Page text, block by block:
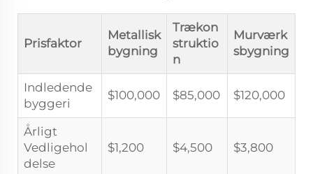
Prisfaktor
Metallisk
bygning
Trækon
struktio
n
Murværk
sbygning
Indledende
byggeri
$100,000 $85,000 $120,000
Årligt
Vedligehol
delse
$1,200 $4,500 $3,800